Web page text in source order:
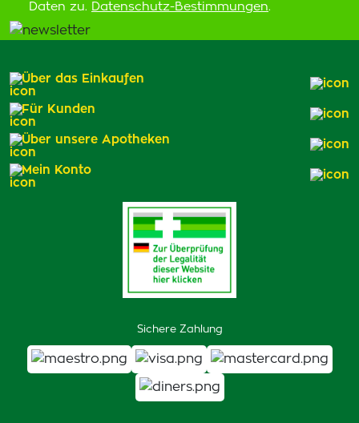
Daten zu. Datenschutz-Bestimmungen.
Sichere Zahlung
Über das Einkaufen
Für Kunden
Über unsere Apotheken
Mein Konto